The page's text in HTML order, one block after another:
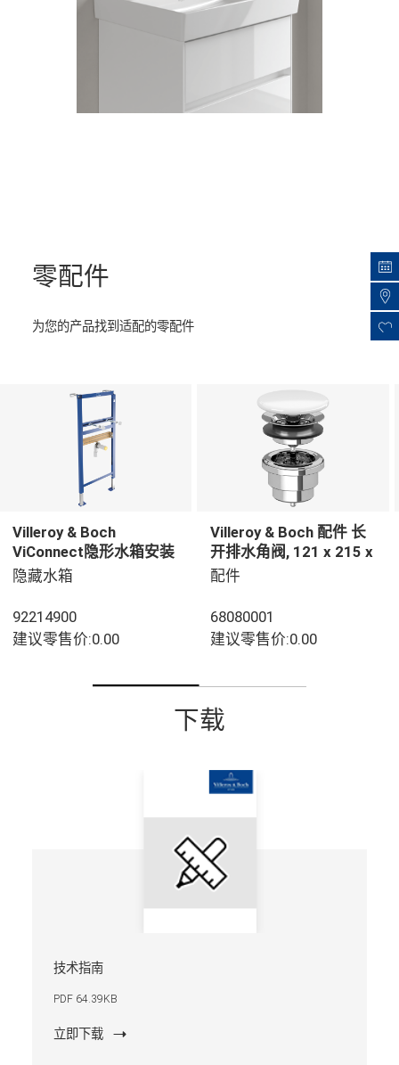
零配件
为您的产品找到适配的零配件
Villeroy & Boch
ViConnect隐形水箱安装
系统 洗脸盆组件, 用于 干
1120 mm
隐藏水箱
92214900
建议零售价:0.00
Villeroy & Boch 配件 长
开排水角阀, 121 x 215 x
68 mm, 白色
配件
68080001
建议零售价:0.00
下载
技术指南
PDF 64.39KB
立即下载